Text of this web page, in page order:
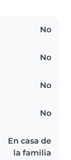
No
No
No
No
En casa de
la familia